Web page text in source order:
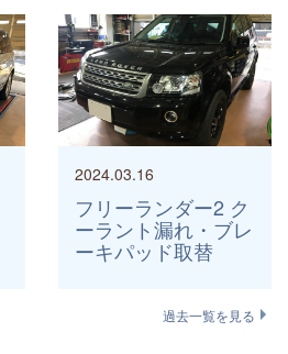
フリーランダー2 ク
ーラント漏れ・ブレ
ーキパッド取替
2024.03.16
過去一覧を見る